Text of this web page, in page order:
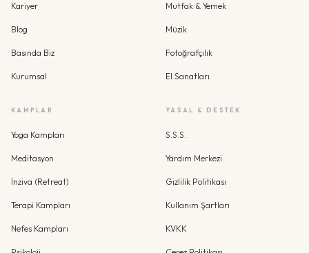
Kariyer
Blog
Basında Biz
Kurumsal
Mutfak & Yemek
Müzik
Fotoğrafçılık
El Sanatları
KAMPLAR
Yoga Kampları
Meditasyon
İnziva (Retreat)
Terapi Kampları
Nefes Kampları
YASAL & DESTEK
S.S.S.
Yardım Merkezi
Gizlilik Politikası
Kullanım Şartları
KVKK